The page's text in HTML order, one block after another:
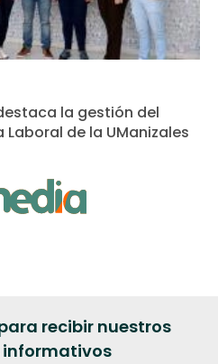
la gestión del
de la UManizales
recibir nuestros
informativos